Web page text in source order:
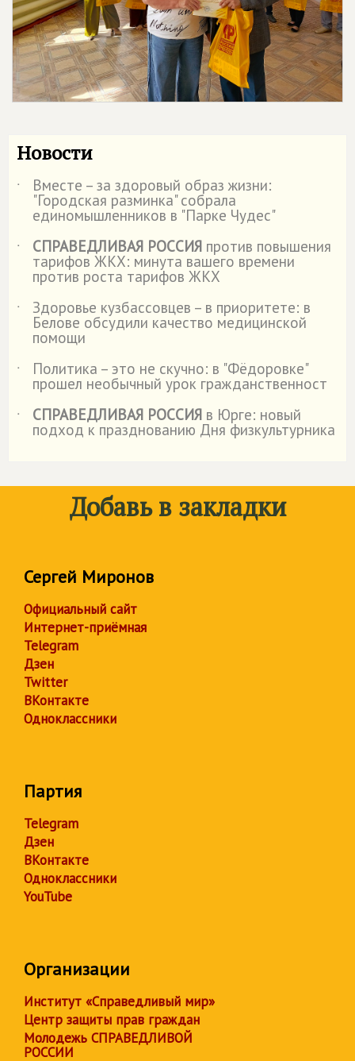
Новости
˙ Вместе – за здоровый образ жизни:
"Городская разминка" собрала
единомышленников в "Парке Чудес"
˙
СПРАВЕДЛИВАЯ РОССИЯ против повышения
тарифов ЖКХ: минута вашего времени
против роста тарифов ЖКХ
˙
Здоровье кузбассовцев – в приоритете: в
Белове обсудили качество медицинской
помощи
˙
Политика – это не скучно: в "Фёдоровке"
прошел необычный урок гражданственност
˙
СПРАВЕДЛИВАЯ РОССИЯ в Юрге: новый
подход к празднованию Дня физкультурника
Добавь в закладки
Сергей Миронов
Официальный сайт
Интернет-приёмная
Telegram
Дзен
Twitter
ВКонтакте
Одноклассники
Партия
Telegram
Дзен
ВКонтакте
Одноклассники
YouTube
Организации
Институт «Справедливый мир»
Центр защиты прав граждан
Молодежь СПРАВЕДЛИВОЙ
РОССИИ